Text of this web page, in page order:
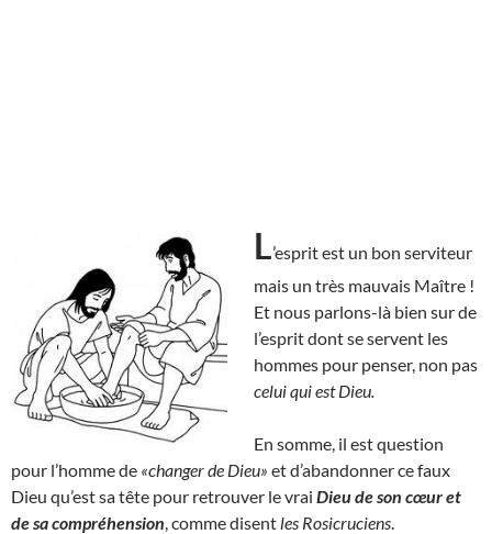
L’esprit est un bon serviteur
mais un très mauvais Maître !
Et nous parlons-là bien sur de
l’esprit dont se servent les
hommes pour penser, non pas
celui qui est Dieu.
En somme, il est question
pour l’homme de «changer de Dieu» et d’abandonner ce faux
Dieu qu’est sa tête pour retrouver le vrai Dieu de son cœur et
de sa compréhension , comme disent les Rosicruciens